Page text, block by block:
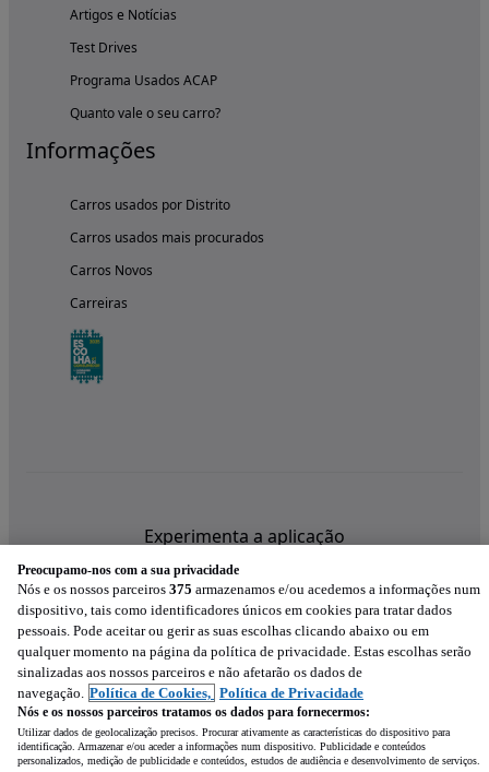
Artigos e Notícias
Test Drives
Programa Usados ACAP
Quanto vale o seu carro?
Informações
Carros usados por Distrito
Carros usados mais procurados
Carros Novos
Carreiras
Experimenta a aplicação
Preocupamo-nos com a sua privacidade
Nós e os nossos parceiros 375 armazenamos e/ou acedemos a informações num
dispositivo, tais como identificadores únicos em cookies para tratar dados
pessoais. Pode aceitar ou gerir as suas escolhas clicando abaixo ou em
qualquer momento na página da política de privacidade. Estas escolhas serão
sinalizadas aos nossos parceiros e não afetarão os dados de
navegação. Política de Cookies, Política de Privacidade
Nós e os nossos parceiros tratamos os dados para fornecermos:
Utilizar dados de geolocalização precisos. Procurar ativamente as características do dispositivo para
identificação. Armazenar e/ou aceder a informações num dispositivo. Publicidade e conteúdos
personalizados, medição de publicidade e conteúdos, estudos de audiência e desenvolvimento de serviços.